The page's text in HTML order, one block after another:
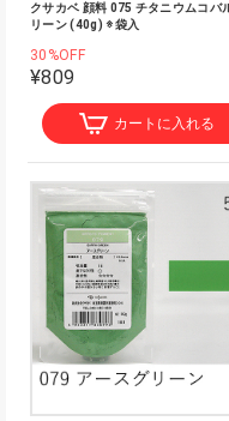
クサカベ 顔料 075 チタニウムコバ
リーン (40g) ※袋入
30%OFF
¥809
カートに入れる